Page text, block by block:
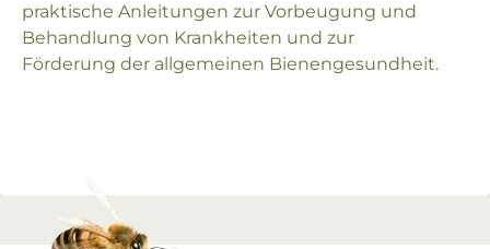
praktische Anleitungen zur Vorbeugung und
Behandlung von Krankheiten und zur
Förderung der allgemeinen Bienengesundheit.